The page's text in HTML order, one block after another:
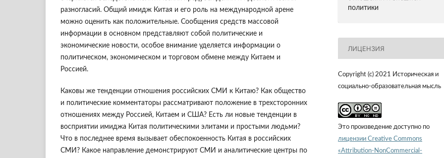
разногласий. Общий имидж Китая и его роль на международной арене
можно оценить как положительные. Сообщения средств массовой
информации в основном представляют собой политические и
экономические новости, особое внимание уделяется информации о
политическом, экономическом и торговом обмене между Китаем и
Россией.
Каковы же тенденции отношения российских СМИ к Китаю? Как общество
и политические комментаторы рассматривают положение в трехсторонних
отношениях между Россией, Китаем и США? Есть ли новые тенденции в
восприятии имиджа Китая политическими элитами и простыми людьми?
Что в последнее время вызывает обеспокоенность Китая в российских
СМИ? Какое направление демонстрируют СМИ и аналитические центры по
политики
ЛИЦЕНЗИЯ
Copyright (c) 2021 Историческая и
социально-образовательная мысль
Это произведение доступно по
лицензии Creative Commons
«Attribution-NonCommercial-